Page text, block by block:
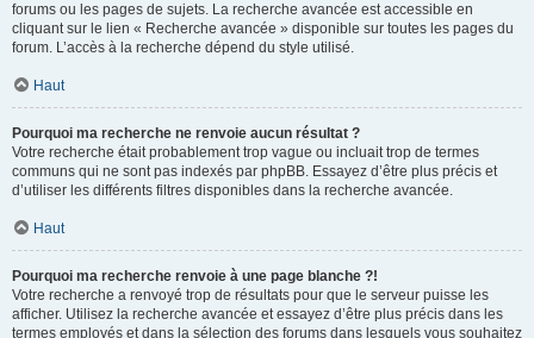
forums ou les pages de sujets. La recherche avancée est accessible en
cliquant sur le lien « Recherche avancée » disponible sur toutes les pages du
forum. L’accès à la recherche dépend du style utilisé.
Haut
Pourquoi ma recherche ne renvoie aucun résultat ?
Votre recherche était probablement trop vague ou incluait trop de termes
communs qui ne sont pas indexés par phpBB. Essayez d’être plus précis et
d’utiliser les différents filtres disponibles dans la recherche avancée.
Haut
Pourquoi ma recherche renvoie à une page blanche ?!
Votre recherche a renvoyé trop de résultats pour que le serveur puisse les
afficher. Utilisez la recherche avancée et essayez d’être plus précis dans les
termes employés et dans la sélection des forums dans lesquels vous souhaitez